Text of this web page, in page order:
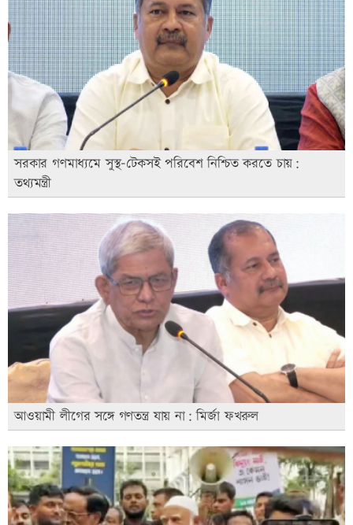
সরকার গণমাধ্যমে সুস্থ-টেকসই পরিবেশ নিশ্চিত করতে চায়:
তথ্যমন্ত্রী
আওয়ামী লীগের সঙ্গে গণতন্ত্র যায় না: মির্জা ফখরুল